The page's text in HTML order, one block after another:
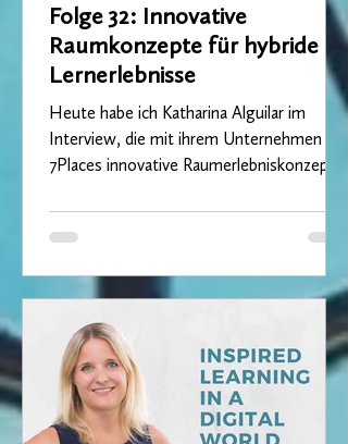
Folge 32: Innovative
Raumkonzepte für hybride
Lernerlebnisse
Heute habe ich Katharina Alguilar im
Interview, die mit ihrem Unternehmen
7Places innovative Raumerlebniskonzepte